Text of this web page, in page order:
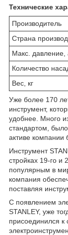
Технические
Производитель
Страна
Макс. давление,
Количество
Вес, кг
Уже более 170
инструмент,
удобнее. Много
стандартом,
активе компании
Инструмент
стройках 19-го и
популярным в
компания
поставляя
С появлением
STANLEY, уже
присоединился к